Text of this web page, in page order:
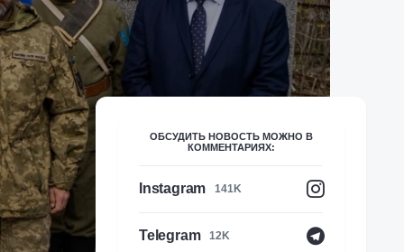
ОБСУДИТЬ НОВОСТЬ МОЖНО В
КОММЕНТАРИЯХ:
Instagram 141K
Telegram 12K